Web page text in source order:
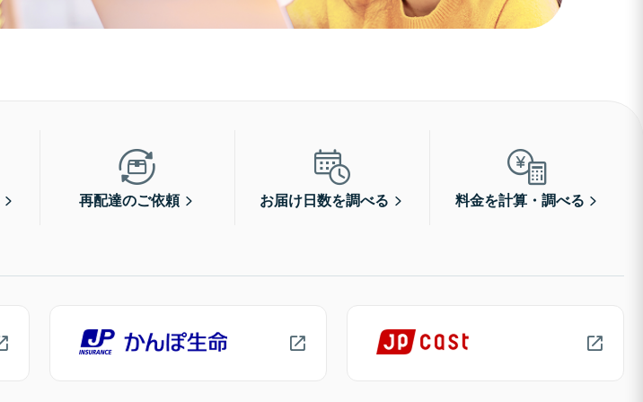
再配達のご依頼 お届け日数を調べる 料金を計算・調べる